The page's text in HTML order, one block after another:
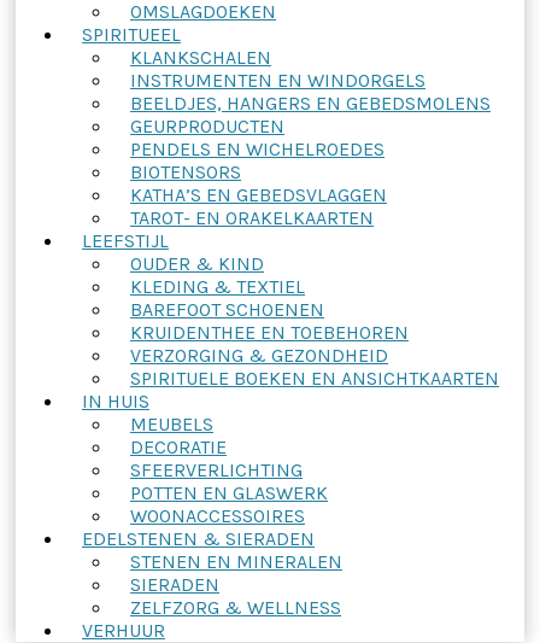
OMSLAGDOEKEN
SPIRITUEEL
KLANKSCHALEN
INSTRUMENTEN EN WINDORGELS
BEELDJES, HANGERS EN GEBEDSMOLENS
GEURPRODUCTEN
PENDELS EN WICHELROEDES
BIOTENSORS
KATHA’S EN GEBEDSVLAGGEN
TAROT- EN ORAKELKAARTEN
LEEFSTIJL
OUDER & KIND
KLEDING & TEXTIEL
BAREFOOT SCHOENEN
KRUIDENTHEE EN TOEBEHOREN
VERZORGING & GEZONDHEID
SPIRITUELE BOEKEN EN ANSICHTKAARTEN
IN HUIS
MEUBELS
DECORATIE
SFEERVERLICHTING
POTTEN EN GLASWERK
WOONACCESSOIRES
EDELSTENEN & SIERADEN
STENEN EN MINERALEN
SIERADEN
ZELFZORG & WELLNESS
VERHUUR